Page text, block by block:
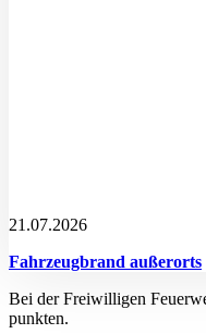
21.07.2026
Fahrzeugbrand außerorts
Bei der Freiwilligen
punkten.